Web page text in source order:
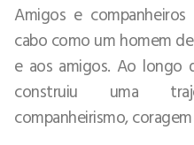
Amigos e
cabo como um homem
e aos amigos. Ao longo
construiu uma
companheirismo,